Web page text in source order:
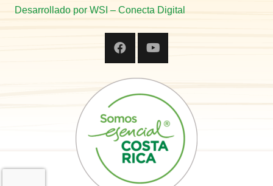
Desarrollado por WSI – Conecta Digital